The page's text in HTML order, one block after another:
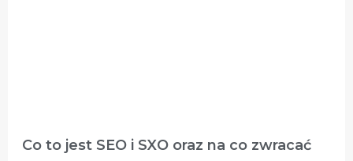
Co to jest SEO i SXO oraz na co zwracać